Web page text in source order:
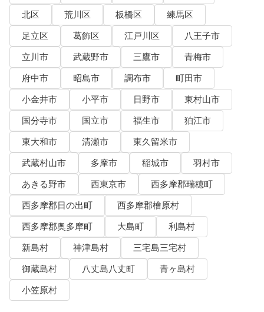
北区
荒川区 板橋区
練馬区
足立区
葛飾区 江戸川区
八王子市
立川市
武蔵野市 三鷹市
青梅市
府中市
昭島市 調布市
町田市
小金井市
小平市 日野市
東村山市
国分寺市
国立市 福生市
狛江市
東大和市
清瀬市
東久留米市
武蔵村山市
多摩市 稲城市
羽村市
あきる野市
西東京市
西多摩郡瑞穂町
西多摩郡日の出町
西多摩郡檜原村
西多摩郡奥多摩町
大島町
利島村
新島村
神津島村
三宅島三宅村
御蔵島村
八丈島八丈町
青ヶ島村
小笠原村